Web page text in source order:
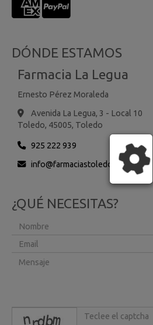
DÓNDE ESTAMOS
Farmacia La Legua
Ernesto Pérez Moraleda
Avenida La Legua, 3 - Local 10
Toledo, 45005, Toledo
925 222 939
info
farmaciastoledo.es
¿QUÉ NECESITAS?
captcha